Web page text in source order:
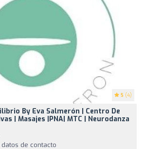
5 (4)
By Eva Salmerón | Centro De
| Masajes |PNA| MTC | Neurodanza
de contacto